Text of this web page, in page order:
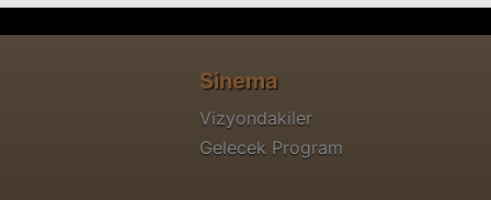
Sinema
Vizyondakiler
Gelecek Program